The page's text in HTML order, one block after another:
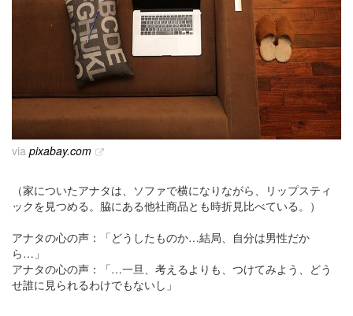
via pixabay.com
（家についたアナタは、ソファで横になりながら、リップスティ
ックを見つめる。脇にある他社商品とも時折見比べている。）
アナタの心の声：「どうしたものか…結局、自分は男性だか
ら…」
アナタの心の声：「…一旦、考えるよりも、つけてみよう、どう
せ誰に見られるわけでもないし」